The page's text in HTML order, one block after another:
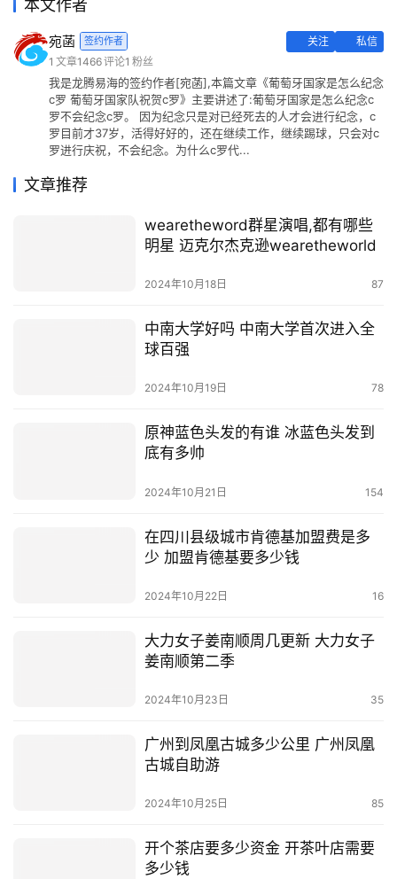
本文作者
宛菡 签约作者 关注
私信
1 文章1466评论1 粉丝
我是龙腾易海的签约作者[宛菡],本篇文章《葡萄牙国家是怎么纪念
c罗 葡萄牙国家队祝贺c罗》主要讲述了:葡萄牙国家是怎么纪念c
罗不会纪念c罗。 因为纪念只是对已经死去的人才会进行纪念，c
罗目前才37岁，活得好好的，还在继续工作，继续踢球，只会对c
罗进行庆祝，不会纪念。为什么c罗代...
文章推荐
wearetheword群星演唱,都有哪些
明星 迈克尔杰克逊wearetheworld
2024年10月18日 87
中南大学好吗 中南大学首次进入全
球百强
2024年10月19日 78
原神蓝色头发的有谁 冰蓝色头发到
底有多帅
2024年10月21日 154
在四川县级城市肯德基加盟费是多
少 加盟肯德基要多少钱
2024年10月22日 16
大力女子姜南顺周几更新 大力女子
姜南顺第二季
2024年10月23日 35
广州到凤凰古城多少公里 广州凤凰
古城自助游
2024年10月25日 85
开个茶店要多少资金 开茶叶店需要
多少钱